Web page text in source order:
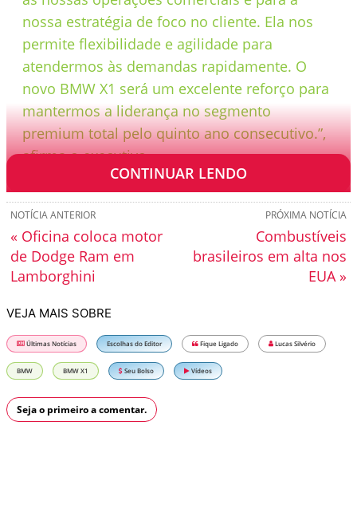
nossa estratégia de foco no cliente. Ela nos
permite flexibilidade e agilidade para
atendermos às demandas rapidamente. O
novo BMW X1 será um excelente reforço para
mantermos a liderança no segmento
premium total pelo quinto ano consecutivo.”,
afirma o executivo.
CONTINUAR LENDO
PRÓXIMA NOTÍCIA
Combustíveis
brasileiros em alta nos
EUA »
NOTÍCIA ANTERIOR
« Oficina coloca motor
de Dodge Ram em
Lamborghini
VEJA MAIS SOBRE
Últimas Notícias Escolhas do Editor Fique Ligado Lucas Silvério
BMW BMW X1 Seu Bolso Vídeos
Seja o primeiro a comentar.